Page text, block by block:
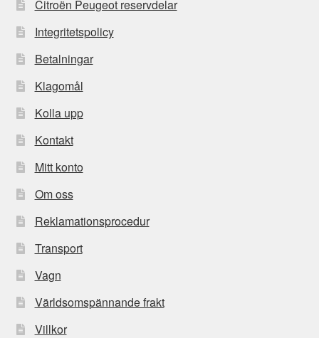
Citroën Peugeot reservdelar
Integritetspolicy
Betalningar
Klagomål
Kolla upp
Kontakt
Mitt konto
Om oss
Reklamationsprocedur
Transport
Vagn
Världsomspännande frakt
Villkor